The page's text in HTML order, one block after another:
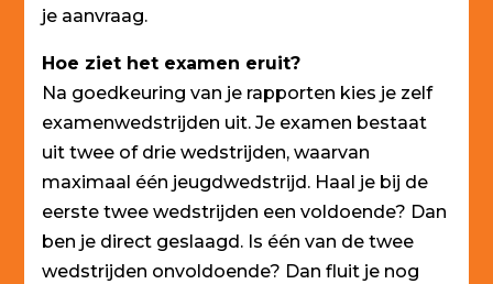
je aanvraag.
Hoe ziet het examen eruit?
Na goedkeuring van je rapporten kies je zelf
examenwedstrijden uit. Je examen bestaat
uit twee of drie wedstrijden, waarvan
maximaal één jeugdwedstrijd. Haal je bij de
eerste twee wedstrijden een voldoende? Dan
ben je direct geslaagd. Is één van de twee
wedstrijden onvoldoende? Dan fluit je nog